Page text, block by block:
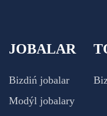
JOBALAR
Bizdiń jobalar
Modýl jobalary